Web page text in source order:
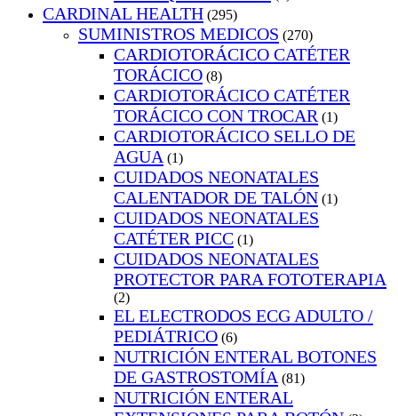
CARDINAL HEALTH (295)
SUMINISTROS MEDICOS (270)
CARDIOTORÁCICO CATÉTER
TORÁCICO (8)
CARDIOTORÁCICO CATÉTER
TORÁCICO CON TROCAR (1)
CARDIOTORÁCICO SELLO DE
AGUA (1)
CUIDADOS NEONATALES
CALENTADOR DE TALÓN (1)
CUIDADOS NEONATALES
CATÉTER PICC (1)
CUIDADOS NEONATALES
PROTECTOR PARA FOTOTERAPIA
(2)
EL ELECTRODOS ECG ADULTO /
PEDIÁTRICO (6)
NUTRICIÓN ENTERAL BOTONES
DE GASTROSTOMÍA (81)
NUTRICIÓN ENTERAL